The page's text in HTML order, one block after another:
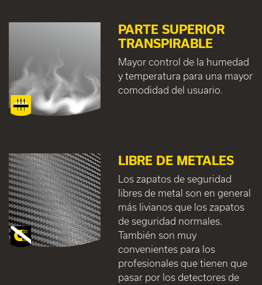
PARTE SUPERIOR
TRANSPIRABLE
Mayor control de la humedad
y temperatura para una mayor
comodidad del usuario.
LIBRE DE METALES
Los zapatos de seguridad
libres de metal son en general
más livianos que los zapatos
de seguridad normales.
También son muy
convenientes para los
profesionales que tienen que
pasar por los detectores de